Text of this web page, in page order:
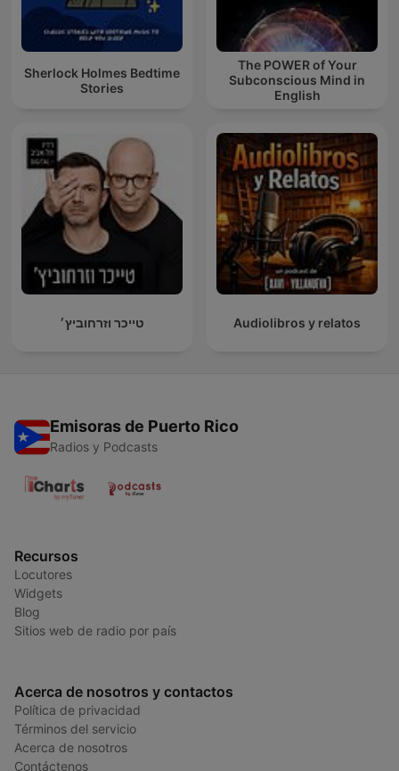
Sherlock Holmes Bedtime
Stories
The POWER of Your
Subconscious Mind in
English
טייכר וזרחוביץ׳ Audiolibros y relatos
Emisoras de Puerto Rico
Radios y Podcasts
Recursos
Locutores
Widgets
Blog
Sitios web de radio por país
Acerca de nosotros y contactos
Política de privacidad
Términos del servicio
Acerca de nosotros
Contáctenos